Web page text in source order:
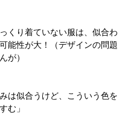
くり着ていない服は、似合わ
能性が大！（デザインの問題
が）
は似合うけど、こういう色を
む」